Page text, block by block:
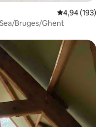
Prosječna
4,94 (193)
Bruges/Ghent